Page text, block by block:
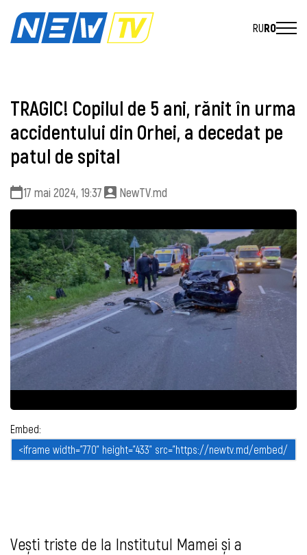
RURO
TRAGIC! Copilul de 5 ani, rănit în urma
accidentului din Orhei, a decedat pe
patul de spital
17 mai 2024, 19:37 NewTV.md
Embed:
Vești triste de la Institutul Mamei și a